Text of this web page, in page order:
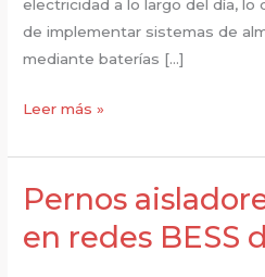
electricidad a lo largo del día, lo
de implementar sistemas de
mediante baterías […]
Abrazaderas
bajada
para
red
Leer más »
Pernos
en redes BESS